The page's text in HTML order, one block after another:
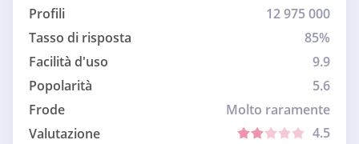
Profili
12 975 000
Tasso di risposta
85%
Facilità d'uso
9.9
Popolarità
5.6
Frode
Molto raramente
Valutazione
4.5